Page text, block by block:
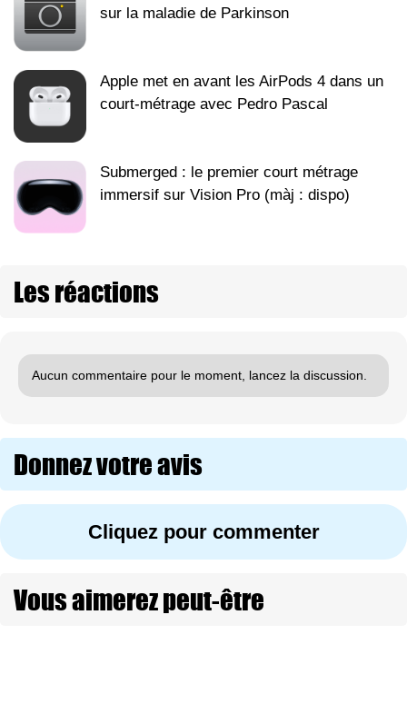
sur la maladie de Parkinson
Apple met en avant les AirPods 4 dans un
court-métrage avec Pedro Pascal
Submerged : le premier court métrage
immersif sur Vision Pro (màj : dispo)
Les réactions
Aucun commentaire pour le moment, lancez la discussion.
Donnez votre avis
Cliquez pour commenter
Vous aimerez peut-être